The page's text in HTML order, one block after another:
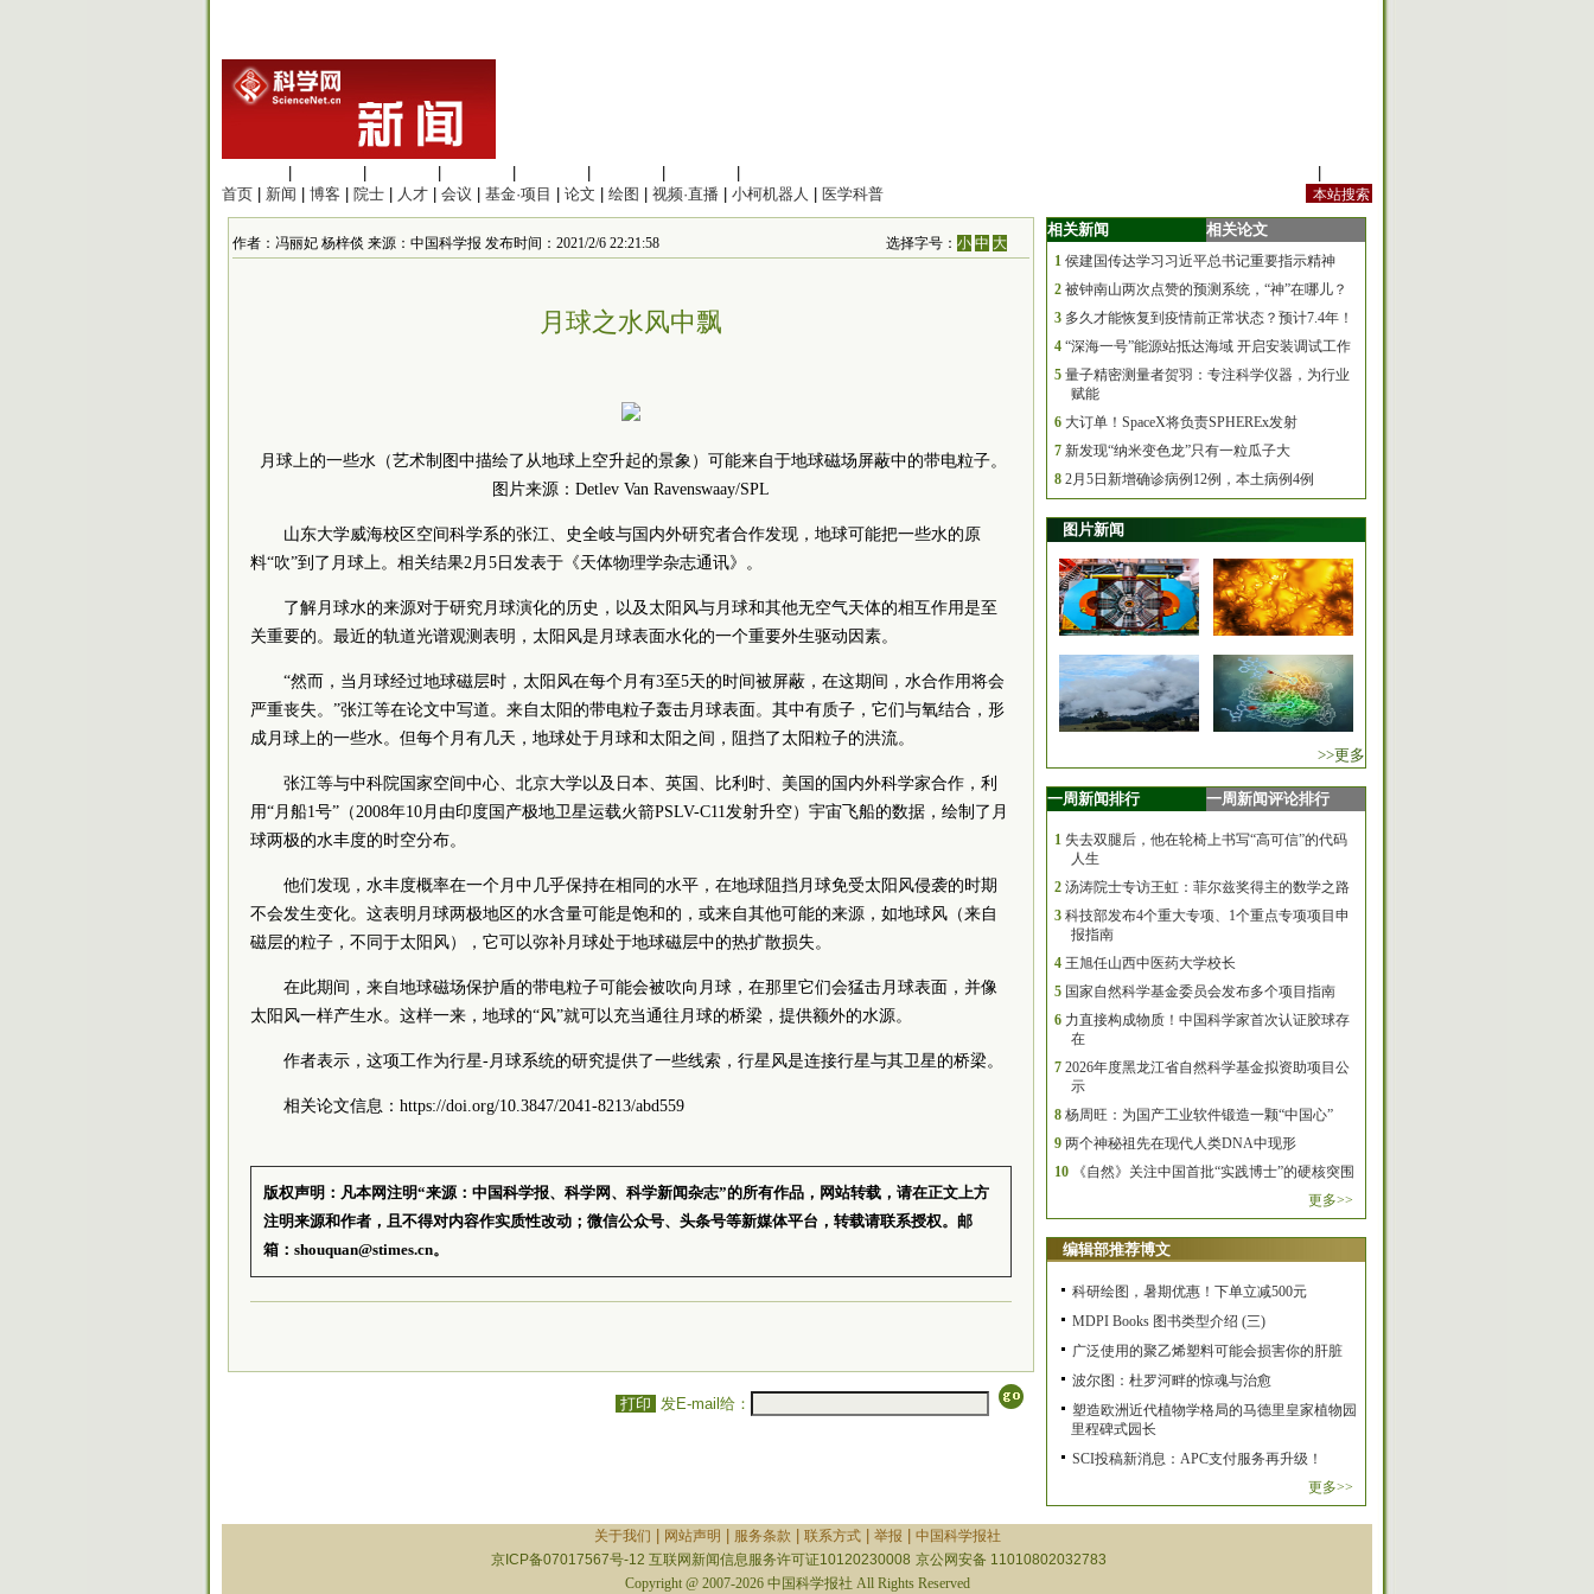
首页
新闻 博客 院士 人才 会议 基金·项目 论文 绘图 视频·直播 小柯机器人 医学科普
作者：冯丽妃 杨梓倓 来源：中国科学报 发布时间：2021/2/6 22:21:58 选择字号：小 中 大
月球之水风中飘
月球上的一些水（艺术制图中描绘了从地球上空升起的景象）可能来自于地球磁场屏蔽中的带电粒子。
图片来源：Detlev Van Ravenswaay/SPL
山东大学威海校区空间科学系的张江、史全岐与国内外研究者合作发现，地球可能把一些水的原
料“吹”到了月球上。相关结果2月5日发表于《天体物理学杂志通讯》。
了解月球水的来源对于研究月球演化的历史，以及太阳风与月球和其他无空气天体的相互作用是至
关重要的。最近的轨道光谱观测表明，太阳风是月球表面水化的一个重要外生驱动因素。
“然而，当月球经过地球磁层时，太阳风在每个月有3至5天的时间被屏蔽，在这期间，水合作用将会
严重丧失。”张江等在论文中写道。来自太阳的带电粒子轰击月球表面。其中有质子，它们与氧结合，形
成月球上的一些水。但每个月有几天，地球处于月球和太阳之间，阻挡了太阳粒子的洪流。
张江等与中科院国家空间中心、北京大学以及日本、英国、比利时、美国的国内外科学家合作，利
用“月船1号”（2008年10月由印度国产极地卫星运载火箭PSLV-C11发射升空）宇宙飞船的数据，绘制了月
球两极的水丰度的时空分布。
他们发现，水丰度概率在一个月中几乎保持在相同的水平，在地球阻挡月球免受太阳风侵袭的时期
不会发生变化。这表明月球两极地区的水含量可能是饱和的，或来自其他可能的来源，如地球风（来自
磁层的粒子，不同于太阳风），它可以弥补月球处于地球磁层中的热扩散损失。
在此期间，来自地球磁场保护盾的带电粒子可能会被吹向月球，在那里它们会猛击月球表面，并像
太阳风一样产生水。这样一来，地球的“风”就可以充当通往月球的桥梁，提供额外的水源。
作者表示，这项工作为行星-月球系统的研究提供了一些线索，行星风是连接行星与其卫星的桥梁。
相关论文信息：https://doi.org/10.3847/2041-8213/abd559
版权声明：凡本网注明“来源：中国科学报、科学网、科学新闻杂志”的所有作品，网站转载，请在正文上方
注明来源和作者，且不得对内容作实质性改动；微信公众号、头条号等新媒体平台，转载请联系授权。邮
箱：shouquan@stimes.cn。
打印 发E-mail给：
相关新闻 相关论文
1 侯建国传达学习习近平总书记重要指示精神
2 被钟南山两次点赞的预测系统，“神”在哪儿？
3 多久才能恢复到疫情前正常状态？预计7.4年！
4 “深海一号”能源站抵达海域 开启安装调试工作
5 量子精密测量者贺羽：专注科学仪器，为行业
赋能
6 大订单！SpaceX将负责SPHEREx发射
7 新发现“纳米变色龙”只有一粒瓜子大
8 2月5日新增确诊病例12例，本土病例4例
图片新闻
>>更多
一周新闻排行 一周新闻评论排行
1 失去双腿后，他在轮椅上书写“高可信”的代码
人生
2 汤涛院士专访王虹：菲尔兹奖得主的数学之路
3 科技部发布4个重大专项、1个重点专项项目申
报指南
4 王旭任山西中医药大学校长
5 国家自然科学基金委员会发布多个项目指南
6 力直接构成物质！中国科学家首次认证胶球存
在
7 2026年度黑龙江省自然科学基金拟资助项目公
示
8 杨周旺：为国产工业软件锻造一颗“中国心”
9 两个神秘祖先在现代人类DNA中现形
10
《自然》关注中国首批“实践博士”的硬核突围
更多>>
编辑部推荐博文
科研绘图，暑期优惠！下单立减500元
MDPI Books 图书类型介绍 (三)
广泛使用的聚乙烯塑料可能会损害你的肝脏
波尔图：杜罗河畔的惊魂与治愈
塑造欧洲近代植物学格局的马德里皇家植物园
里程碑式园长
SCI投稿新消息：APC支付服务再升级！
更多>>
关于我们 网站声明 服务条款 联系方式| 举报
中国科学报社
京ICP备07017567号-12 互联网新闻信息服务许可证10120230008 京公网安备 11010802032783
Copyright @ 2007-2026 中国科学报社 All Rights Reserved